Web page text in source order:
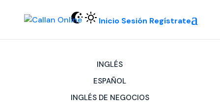
Inicio Sesión Regístrate
INGLÉS
ESPAÑOL
INGLÉS DE NEGOCIOS